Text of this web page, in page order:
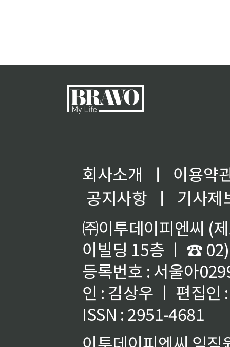
회사소개 ㅣ
이용약
공지사항
ㅣ
기사제
㈜이투데이피엔씨 (
이빌딩 15층 ㅣ ☎
등록번호 : 서울아
인 : 김상우 ㅣ 편집인
ISSN : 2951-4681